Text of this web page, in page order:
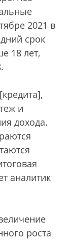
2021 в
срок
18 лет,
и
дохода.
аналитик
роста